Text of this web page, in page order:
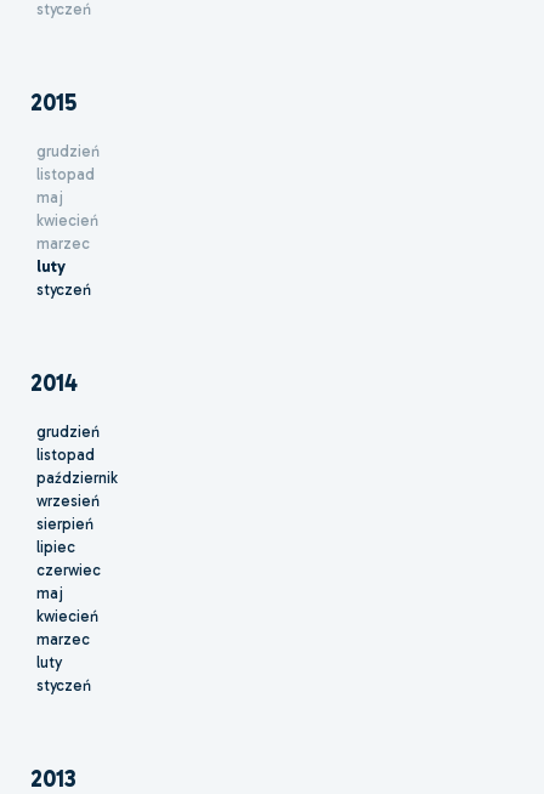
styczeń
2015
grudzień
listopad
maj
kwiecień
marzec
luty
styczeń
2014
grudzień
listopad
październik
wrzesień
sierpień
lipiec
czerwiec
maj
kwiecień
marzec
luty
styczeń
2013